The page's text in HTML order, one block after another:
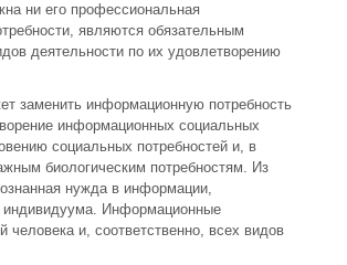
ни его профессиональная
являются обязательным
деятельности по их удовлетворению
заменить информационную потребность
информационных социальных
социальных потребностей и, в
биологическим потребностям. Из
нужда в информации,
индивидуума. Информационные
человека и, соответственно, всех видов